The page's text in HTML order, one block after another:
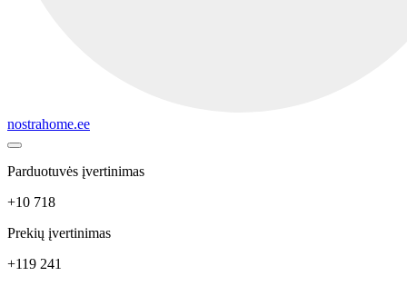
nostrahome.ee
Parduotuvės įvertinimas
+10 718
Prekių įvertinimas
+119 241